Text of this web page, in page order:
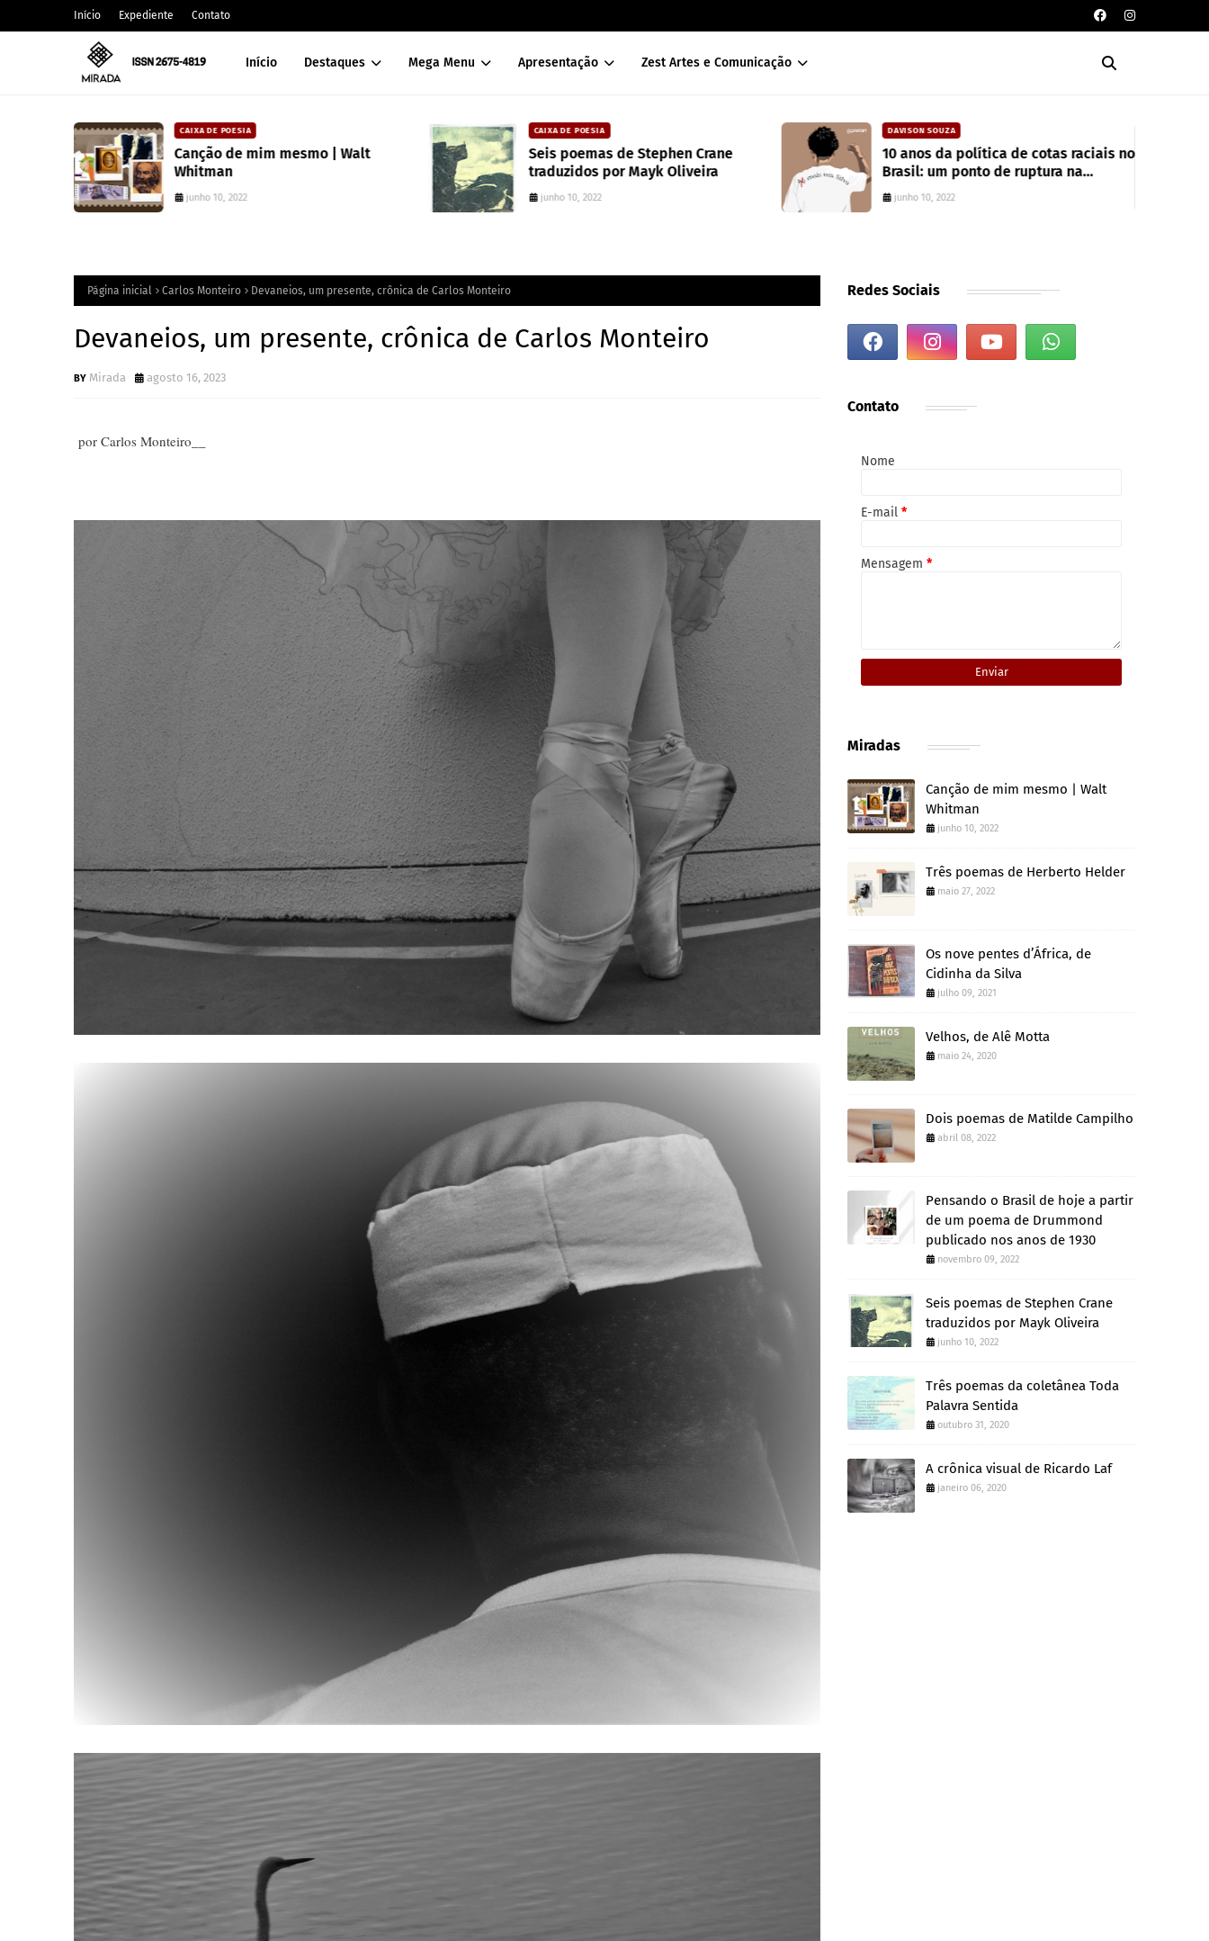
Início Expediente Contato
Início Destaques Mega Menu Apresentação Zest Artes e Comunicação
CAIXA DE POESIA
Canção de mim mesmo | Walt
Whitman
junho 10, 2022
CAIXA DE POESIA
Seis poemas de Stephen Crane
traduzidos por Mayk Oliveira
junho 10, 2022
DAVISON SOUZA
10 anos da política de cotas raciais no
Brasil: um ponto de ruptura na
colonialidade
junho 10, 2022
Página inicial Carlos Monteiro Devaneios, um presente, crônica de Carlos Monteiro
Devaneios, um presente, crônica de Carlos Monteiro
Mirada agosto 16, 2023
por Carlos Monteiro__
Redes Sociais
Contato
Nome
E-mail *
Mensagem *
Miradas
Canção de mim mesmo | Walt
Whitman
junho 10, 2022
Três poemas de Herberto Helder
maio 27, 2022
Os nove pentes d’África, de
Cidinha da Silva
julho 09, 2021
Velhos, de Alê Motta
maio 24, 2020
Dois poemas de Matilde Campilho
abril 08, 2022
Pensando o Brasil de hoje a partir
de um poema de Drummond
publicado nos anos de 1930
novembro 09, 2022
Seis poemas de Stephen Crane
traduzidos por Mayk Oliveira
junho 10, 2022
Três poemas da coletânea Toda
Palavra Sentida
outubro 31, 2020
A crônica visual de Ricardo Laf
janeiro 06, 2020